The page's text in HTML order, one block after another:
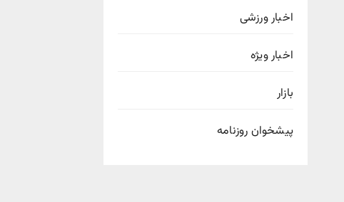
اخبار ورزشی
اخبار ویژه
بازار
پیشخوان روزنامه